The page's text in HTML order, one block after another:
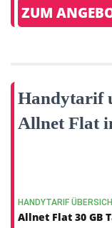
ZUM
Handytarif
Allnet Flat
HANDYTARIF
Allnet Flat 30 GB